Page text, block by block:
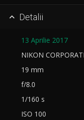
 Detalii
13 Aprilie 2017
NIKON
19 mm
f/8.0
1/160 s
ISO 100